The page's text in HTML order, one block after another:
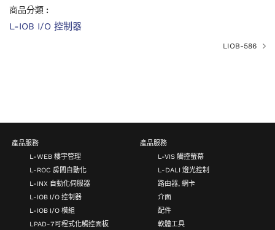
商品分類 :
L-IOB I/O 控制器
LIOB-586
產品服務
L-WEB 樓宇管理
L-ROC 房間自動化
L-INX 自動化伺服器
L-IOB I/O 控制器
L-IOB I/O 模組
LPAD-7可程式化觸控面板
產品服務
L-VIS 觸控螢幕
L-DALI 燈光控制
路由器, 網卡
介面
配件
軟體工具